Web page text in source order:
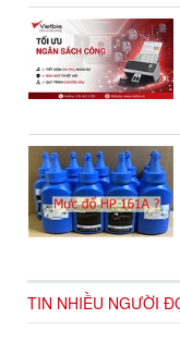
TIN NHIỀU NGƯỜI